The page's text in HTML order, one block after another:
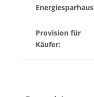
Energiesparhaus
Provision für
Käufer: